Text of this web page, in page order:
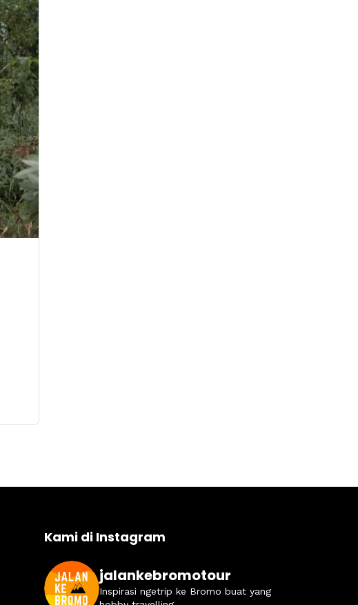
Kami di Instagram
jalankebromotour
Inspirasi ngetrip ke Bromo buat yang